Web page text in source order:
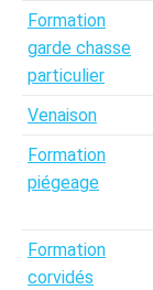
Formation
garde chasse
particulier
Venaison
Formation
piégeage
Formation
corvidés